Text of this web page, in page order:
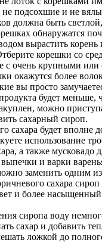
подсохшие и не
должна быть
обнаружатся
вырастить корень
корешки со
с очень крупными или
окажутся более
вы просто
будет меньше,
можно
сахарный сироп.
сахара будет вполне
использование
а также мусковадо
и варки
заменить одним
сахара сироп
и более
сиропа воду
сахар и добавить
ложкой до